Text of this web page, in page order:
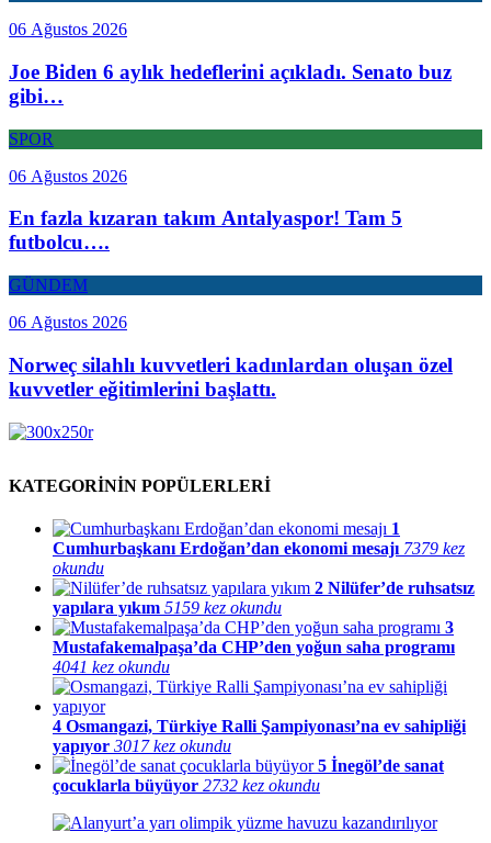
06 Ağustos 2026
Joe Biden 6 aylık hedeflerini açıkladı. Senato buz
gibi…
SPOR
06 Ağustos 2026
En fazla kızaran takım Antalyaspor! Tam 5
futbolcu….
GÜNDEM
06 Ağustos 2026
Norweç silahlı kuvvetleri kadınlardan oluşan özel
kuvvetler eğitimlerini başlattı.
KATEGORİNİN POPÜLERLERİ
1
Cumhurbaşkanı Erdoğan’dan ekonomi mesajı 7379 kez
okundu
2 Nilüfer’de ruhsatsız
yapılara yıkım 5159 kez okundu
3
Mustafakemalpaşa’da CHP’den yoğun saha programı
4041 kez okundu
4 Osmangazi, Türkiye Ralli Şampiyonası’na ev sahipliği
yapıyor 3017 kez okundu
5 İnegöl’de sanat
çocuklarla büyüyor 2732 kez okundu